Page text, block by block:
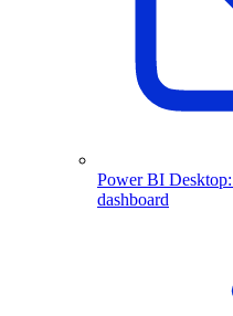
Power BI
dashboard